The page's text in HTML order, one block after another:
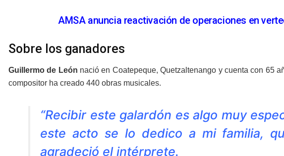
AMSA anuncia reactivación de operaciones en
Sobre los ganadores
Guillermo de León nació en Coatepeque, Quetzaltenango y cuenta con 65
compositor ha creado 440 obras musicales.
“Recibir este galardón es algo muy
este acto se lo dedico a mi familia,
agradeció el intérprete.